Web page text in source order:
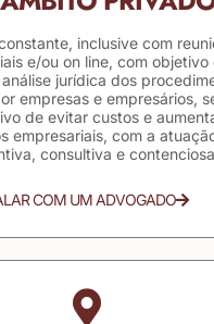
inclusive com
e/ou on line, com objetivo
jurídica dos
empresas e empresários,
de evitar custos e
empresariais, com a
consultiva e
COM UM ADVOGADO